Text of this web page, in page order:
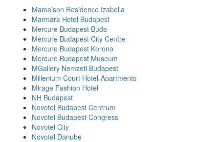
Mamaison Residence Izabella
Marmara Hotel Budapest
Mercure Budapest Buda
Mercure Budapest City Centre
Mercure Budapest Korona
Mercure Budapest Museum
MGallery Nemzeti Budapest
Millenium Court Hotel-Apartments
Mirage Fashion Hotel
NH Budapest
Novotel Budapest Centrum
Novotel Budapest Congress
Novotel City
Novotel Danube